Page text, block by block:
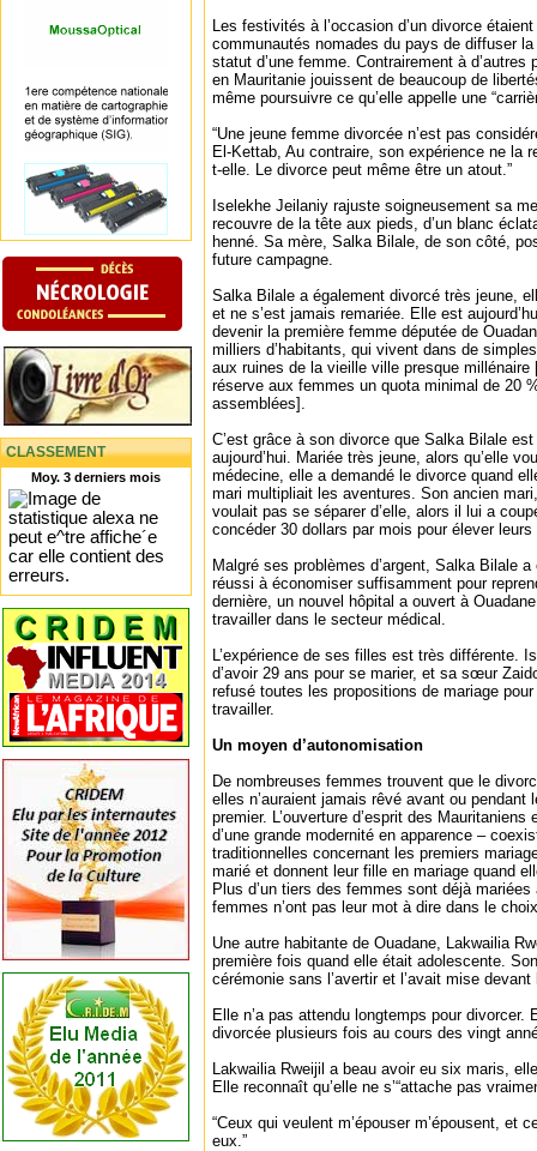
CLASSEMENT
Moy. 3 derniers mois
Les festivités à l’occasion d’un divorce
communautés nomades du pays de diffuser
statut d’une femme. Contrairement à
en Mauritanie jouissent de beaucoup de
même poursuivre ce qu’elle appelle une
“Une jeune femme divorcée n’est pas
El-Kettab, Au contraire, son expérience ne la
t-elle. Le divorce peut même être un atout.”
Iselekhe Jeilaniy rajuste soigneusement sa
recouvre de la tête aux pieds, d’un blanc
henné. Sa mère, Salka Bilale, de son côté,
future campagne.
Salka Bilale a également divorcé très jeune,
et ne s’est jamais remariée. Elle est
devenir la première femme députée de
milliers d’habitants, qui vivent dans de
aux ruines de la vieille ville presque millénaire
réserve aux femmes un quota minimal de 20
assemblées].
C’est grâce à son divorce que Salka Bilale
aujourd’hui. Mariée très jeune, alors qu’elle
médecine, elle a demandé le divorce quand
mari multipliait les aventures. Son ancien
voulait pas se séparer d’elle, alors il lui a
concéder 30 dollars par mois pour élever
Malgré ses problèmes d’argent, Salka Bilale
réussi à économiser suffisamment pour
dernière, un nouvel hôpital a ouvert à
travailler dans le secteur médical.
L’expérience de ses filles est très différente.
d’avoir 29 ans pour se marier, et sa sœur
refusé toutes les propositions de mariage
travailler.
Un moyen d’autonomisation
De nombreuses femmes trouvent que le
elles n’auraient jamais rêvé avant ou pendant
premier. L’ouverture d’esprit des
d’une grande modernité en apparence –
traditionnelles concernant les premiers
marié et donnent leur fille en mariage quand
Plus d’un tiers des femmes sont déjà
femmes n’ont pas leur mot à dire dans le
Une autre habitante de Ouadane, Lakwailia
première fois quand elle était adolescente.
cérémonie sans l’avertir et l’avait mise
Elle n’a pas attendu longtemps pour divorcer.
divorcée plusieurs fois au cours des vingt
Lakwailia Rweijil a beau avoir eu six maris,
Elle reconnaît qu’elle ne s’“attache pas
“Ceux qui veulent m’épouser m’épousent, et
eux.”